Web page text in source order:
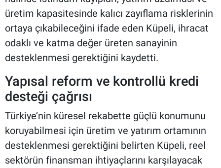
üretim kapasitesinde kalıcı zayıflama risklerinin
ortaya çıkabileceğini ifade eden Küpeli, ihracat
odaklı ve katma değer üreten sanayinin
desteklenmesi gerektiğini kaydetti.
Yapısal reform ve kontrollü kredi
desteği çağrısı
Türkiye’nin küresel rekabette güçlü konumunu
koruyabilmesi için üretim ve yatırım ortamının
desteklenmesi gerektiğini belirten Küpeli, reel
sektörün finansman ihtiyaçlarını karşılayacak